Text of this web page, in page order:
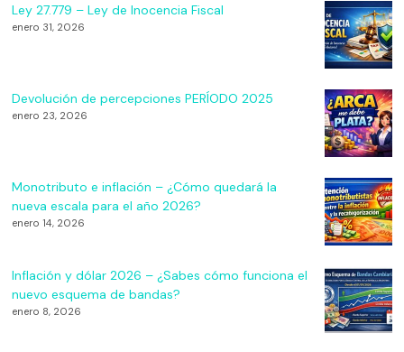
Ley 27.779 – Ley de Inocencia Fiscal
enero 31, 2026
Devolución de percepciones PERÍODO 2025
enero 23, 2026
Monotributo e inflación – ¿Cómo quedará la
nueva escala para el año 2026?
enero 14, 2026
Inflación y dólar 2026 – ¿Sabes cómo funciona el
nuevo esquema de bandas?
enero 8, 2026